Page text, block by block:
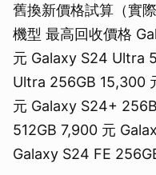
舊換新價格試算（實
機型 最高回收價格
元 Galaxy S24 Ultra
Ultra 256GB 15,300
元 Galaxy S24+
512GB 7,900 元
Galaxy S24 FE